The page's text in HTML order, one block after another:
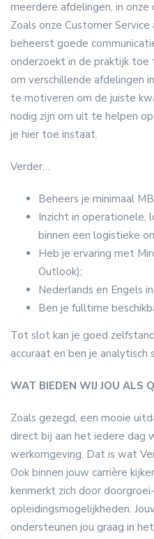
meerdere afdelingen, in
Zoals onze Customer
beheerst goede
onderzoekt in de praktijk toe
om verschillende afdelingen
te motiveren om de juiste
nodig zijn om uit te helpen
je hier toe instaat.
Verder…
Beheers je minimaal
Inzicht in operationele,
binnen een logistieke
Heb je ervaring met
Outlook);
Nederlands en Engels
Ben je fulltime
Tot slot kan je goed
accuraat en ben je analytisch
WAT BIEDEN WIJ JOU ALS
Zoals gezegd, een mooie
direct bij aan het iedere dag
werkomgeving. Dat is wat
Ook binnen jouw carrière
kenmerkt zich door
opleidingsmogelijkheden.
ondersteunen jou graag in